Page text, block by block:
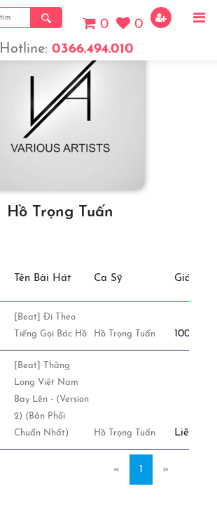
0
0
Hotline: 0366.494.010
Hồ Trọng Tuấn
Tên Bài Hát Ca Sỹ Giá
[Beat] Đi Theo
Tiếng Gọi Bác Hồ
Hồ Trọng Tuấn
[Beat] Thăng
Long Việt Nam
Bay Lên - (Version
2) (Bản Phối
Chuẩn Nhất)
Hồ Trọng Tuấn Liên Hệ
« 1 »